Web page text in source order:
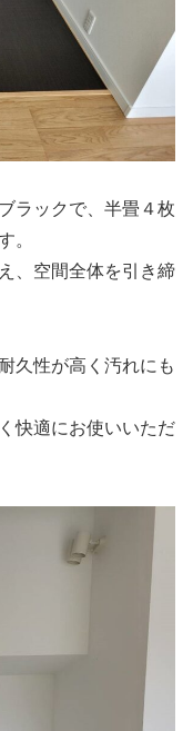
ラックで、半畳４枚
。
、空間全体を引き締
久性が高く汚れにも
快適にお使いいただ